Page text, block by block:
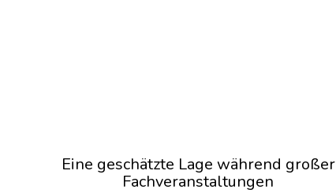
Eine geschätzte Lage während großer
Fachveranstaltungen